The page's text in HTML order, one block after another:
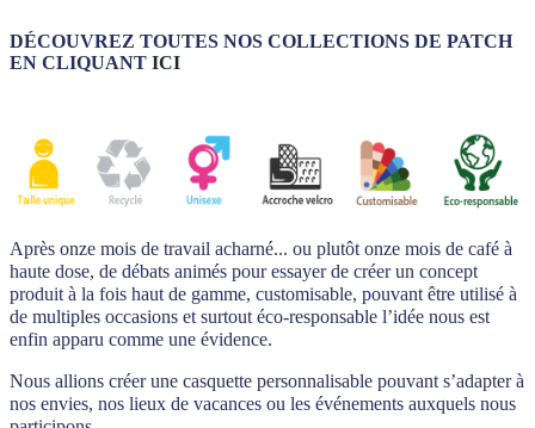
DÉCOUVREZ TOUTES NOS COLLECTIONS DE PATCH
EN CLIQUANT ICI
Après onze mois de travail acharné... ou plutôt onze mois de café à
haute dose, de débats animés pour essayer de créer un concept
produit à la fois haut de gamme, customisable, pouvant être utilisé à
de multiples occasions et surtout éco-responsable l’idée nous est
enfin apparu comme une évidence.
Nous allions créer une casquette personnalisable pouvant s’adapter à
nos envies, nos lieux de vacances ou les événements auxquels nous